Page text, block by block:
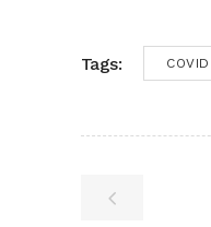
Tags: COVID